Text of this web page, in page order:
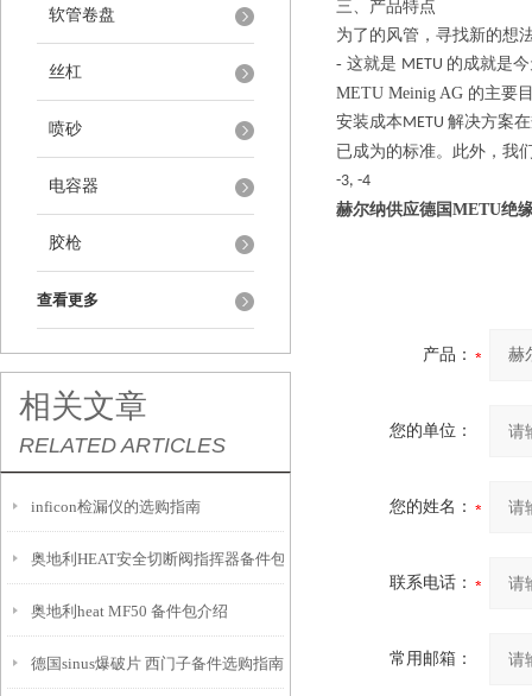
软管卷盘
丝杠
喷砂
电容器
胶枪
查看更多
相关文章
RELATED ARTICLES
inficon检漏仪的选购指南
奥地利HEAT安全切断阀指挥器备件包G612-G190144介绍
奥地利heat MF50 备件包介绍
德国sinus爆破片 西门子备件选购指南
三、产品特点
为了的风管，寻找新的想
- 这就是 METU 的成就是
METU Meinig AG 的主要
安装成本METU 解决方案
已成为的标准。此外，我
-3, -4
赫尔纳供应德国METU绝
产品：
您的单位：
您的姓名：
联系电话：
常用邮箱：